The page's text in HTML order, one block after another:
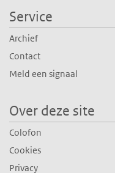
Service
Archief
Contact
Meld een signaal
Over deze site
Colofon
Cookies
Privacy